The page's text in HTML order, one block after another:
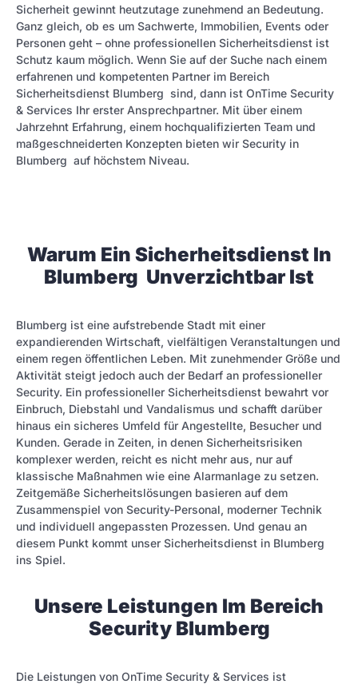
Sicherheit gewinnt heutzutage zunehmend an Bedeutung.
Ganz gleich, ob es um Sachwerte, Immobilien, Events oder
Personen geht – ohne professionellen Sicherheitsdienst ist
Schutz kaum möglich. Wenn Sie auf der Suche nach einem
erfahrenen und kompetenten Partner im Bereich
Sicherheitsdienst Blumberg sind, dann ist OnTime Security
& Services Ihr erster Ansprechpartner. Mit über einem
Jahrzehnt Erfahrung, einem hochqualifizierten Team und
maßgeschneiderten Konzepten bieten wir Security in
Blumberg auf höchstem Niveau.
Warum Ein Sicherheitsdienst In
Blumberg Unverzichtbar Ist
Blumberg ist eine aufstrebende Stadt mit einer
expandierenden Wirtschaft, vielfältigen Veranstaltungen und
einem regen öffentlichen Leben. Mit zunehmender Größe und
Aktivität steigt jedoch auch der Bedarf an professioneller
Security. Ein professioneller Sicherheitsdienst bewahrt vor
Einbruch, Diebstahl und Vandalismus und schafft darüber
hinaus ein sicheres Umfeld für Angestellte, Besucher und
Kunden. Gerade in Zeiten, in denen Sicherheitsrisiken
komplexer werden, reicht es nicht mehr aus, nur auf
klassische Maßnahmen wie eine Alarmanlage zu setzen.
Zeitgemäße Sicherheitslösungen basieren auf dem
Zusammenspiel von Security-Personal, moderner Technik
und individuell angepassten Prozessen. Und genau an
diesem Punkt kommt unser Sicherheitsdienst in Blumberg
ins Spiel.
Unsere Leistungen Im Bereich
Security Blumberg
Die Leistungen von OnTime Security & Services ist